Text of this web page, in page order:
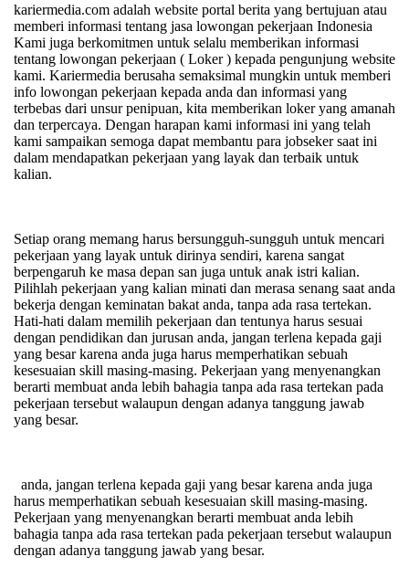
kariermedia.com adalah website portal berita yang bertujuan atau
memberi informasi tentang jasa lowongan pekerjaan Indonesia
Kami juga berkomitmen untuk selalu memberikan informasi
tentang lowongan pekerjaan ( Loker ) kepada pengunjung website
kami. Kariermedia berusaha semaksimal mungkin untuk memberi
info lowongan pekerjaan kepada anda dan informasi yang
terbebas dari unsur penipuan, kita memberikan loker yang amanah
dan terpercaya. Dengan harapan kami informasi ini yang telah
kami sampaikan semoga dapat membantu para jobseker saat ini
dalam mendapatkan pekerjaan yang layak dan terbaik untuk
kalian.
Setiap orang memang harus bersungguh-sungguh untuk mencari
pekerjaan yang layak untuk dirinya sendiri, karena sangat
berpengaruh ke masa depan san juga untuk anak istri kalian.
Pilihlah pekerjaan yang kalian minati dan merasa senang saat anda
bekerja dengan keminatan bakat anda, tanpa ada rasa tertekan.
Hati-hati dalam memilih pekerjaan dan tentunya harus sesuai
dengan pendidikan dan jurusan anda, jangan terlena kepada gaji
yang besar karena anda juga harus memperhatikan sebuah
kesesuaian skill masing-masing. Pekerjaan yang menyenangkan
berarti membuat anda lebih bahagia tanpa ada rasa tertekan pada
pekerjaan tersebut walaupun dengan adanya tanggung jawab
yang besar.
anda, jangan terlena kepada gaji yang besar karena anda juga
harus memperhatikan sebuah kesesuaian skill masing-masing.
Pekerjaan yang menyenangkan berarti membuat anda lebih
bahagia tanpa ada rasa tertekan pada pekerjaan tersebut walaupun
dengan adanya tanggung jawab yang besar.